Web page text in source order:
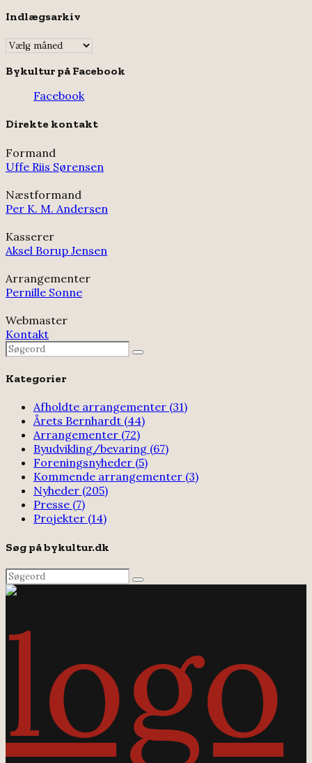
Indlægsarkiv
Indlægsarkiv
Bykultur på Facebook
Facebook
Direkte kontakt
Formand
Uffe Riis Sørensen
Næstformand
Per K. M. Andersen
Kasserer
Aksel Borup Jensen
Arrangementer
Pernille Sonne
Webmaster
Kontakt
Search
for:
Search
Kategorier
Afholdte arrangementer (31)
Årets Bernhardt (44)
Arrangementer (72)
Byudvikling/bevaring (67)
Foreningsnyheder (5)
Kommende arrangementer (3)
Nyheder (205)
Presse (7)
Projekter (14)
Søg på bykultur.dk
Search
for:
Search